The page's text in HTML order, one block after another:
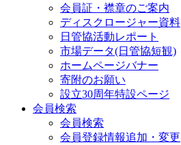
会員証・襟章のご案内
ディスクロージャー資料
日管協活動レポート
市場データ(日管協短観)
ホームページバナー
寄附のお願い
設立30周年特設ページ
会員検索
会員検索
会員登録情報追加・変更